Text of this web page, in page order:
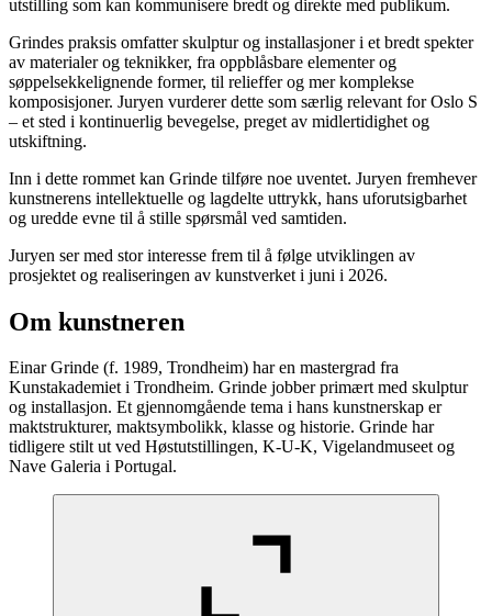
utstilling som kan kommunisere bredt og direkte med publikum.
Grindes praksis omfatter skulptur og installasjoner i et bredt spekter
av materialer og teknikker, fra oppblåsbare elementer og
søppelsekkelignende former, til relieffer og mer komplekse
komposisjoner. Juryen vurderer dette som særlig relevant for Oslo S
– et sted i kontinuerlig bevegelse, preget av midlertidighet og
utskiftning.
Inn i dette rommet kan Grinde tilføre noe uventet. Juryen fremhever
kunstnerens intellektuelle og lagdelte uttrykk, hans uforutsigbarhet
og uredde evne til å stille spørsmål ved samtiden.
Juryen ser med stor interesse frem til å følge utviklingen av
prosjektet og realiseringen av kunstverket i juni i 2026.
Om kunstneren
Einar Grinde (f. 1989, Trondheim) har en mastergrad fra
Kunstakademiet i Trondheim. Grinde jobber primært med skulptur
og installasjon. Et gjennomgående tema i hans kunstnerskap er
maktstrukturer, maktsymbolikk, klasse og historie. Grinde har
tidligere stilt ut ved Høstutstillingen, K-U-K, Vigelandmuseet og
Nave Galeria i Portugal.